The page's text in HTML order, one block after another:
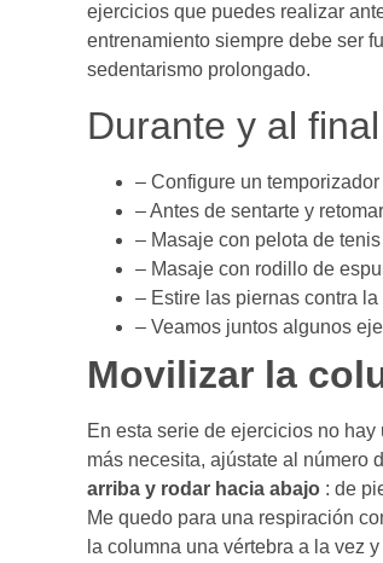
ejercicios que puedes realizar
entrenamiento siempre debe ser
sedentarismo prolongado.
Durante y al
– Configure un
– Antes de sentarte y
– Masaje con pelota de
– Masaje con rodillo de
– Estire las piernas contra
– Veamos juntos algunos
Movilizar la
En esta serie de ejercicios no
más necesita, ajústate al número
arriba y rodar hacia abajo : de
Me quedo para una respiración
la columna una vértebra a la vez